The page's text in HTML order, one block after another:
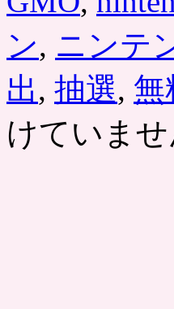
ン, ニンテ
出, 抽選, 無
けていませ